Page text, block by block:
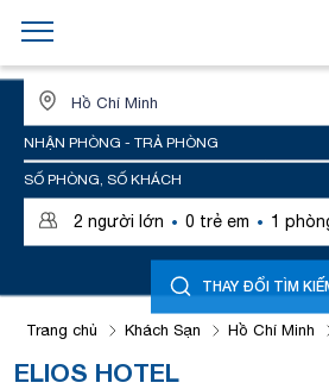
NHẬN PHÒNG - TRẢ PHÒNG
SỐ PHÒNG, SỐ KHÁCH
2 người lớn · 0 trẻ em · 1
THAY ĐỔI TÌM
Trang chủ Khách Sạn Hồ Chí Minh
ELIOS HOTEL